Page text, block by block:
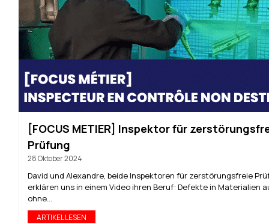
[FOCUS METIER] Inspektor für
Prüfung
28 Oktober 2024
David und Alexandre, beide Inspektoren für zerstörungsfreie
erklären uns in einem Video ihren Beruf: Defekte in Materialien
ohne...
ARTIKEL LESEN